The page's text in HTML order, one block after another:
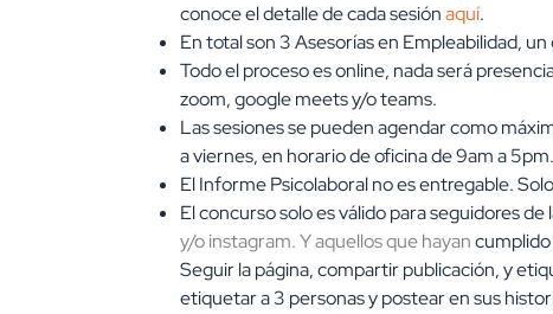
conoce el detalle de cada sesiónaquí.
En total son 3 Asesorías en Empleabilidad,
Todo el proceso es online, nada será
zoom, google meets y/o teams.
Las sesiones se pueden agendar como
a viernes, en horario de oficina de 9am a 5pm.
El Informe Psicolaboral no es entregable.
El concurso solo es válido para seguidores
y/oinstagram.Y aquellos que hayan
Seguir la página, compartir publicación, y
etiquetar a 3 personas y postear en sus